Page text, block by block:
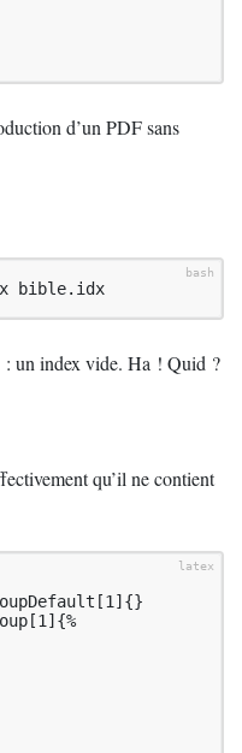
d’un PDFsans
bible.idx
un index vide. Ha ! Quid ?
qu’il ne contient